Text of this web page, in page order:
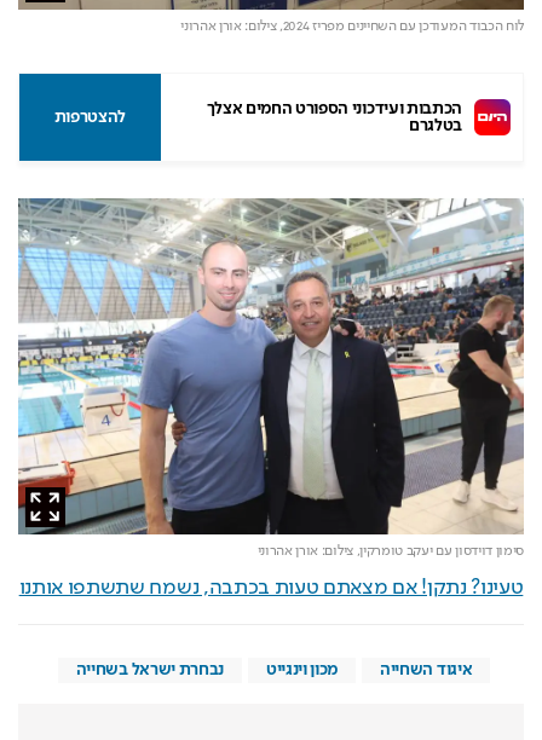
לוח הכבוד המעודכן עם השחיינים מפריז 2024, צילום: אורן אהרוני
בטלגרם
להצטרפות
סימון דוידסון עם יעקב טומרקין,צילום: אורן אהרוני
טעינו? נתקן! אם מצאתם טעות בכתבה, נשמח שתשתפו אותנו
איגוד השחייה מכון וינגייט נבחרת ישראל בשחייה